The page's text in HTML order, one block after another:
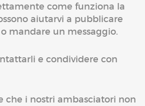
come funziona la
aiutarvi a pubblicare
mandare un messaggio.
e condividere con
che i nostri ambasciatori non